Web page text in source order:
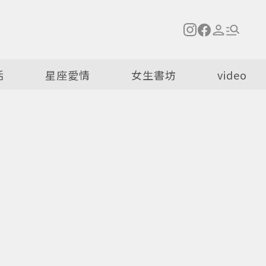
星座愛情 女生書坊 video